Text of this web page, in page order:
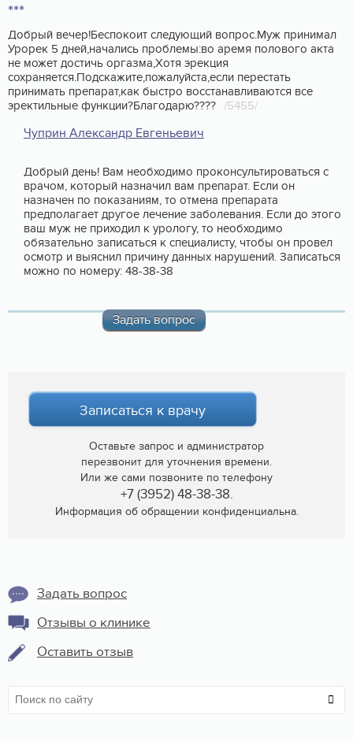
***
Добрый вечер!Беспокоит следующий вопрос.Муж принимал
Урорек 5 дней,начались проблемы:во аремя полового акта
не может достичь оргазма,Хотя эрекция
сохраняется.Подскажите,пожалуйста,если перестать
принимать препарат,как быстро восстанавливаются все
эректильные функции?Благодарю???? /5455/
Задать вопрос
Чуприн Александр Евгеньевич
Добрый день! Вам необходимо проконсультироваться с
врачом, который назначил вам препарат. Если он
назначен по показаниям, то отмена препарата
предполагает другое лечение заболевания. Если до этого
ваш муж не приходил к урологу, то необходимо
обязательно записаться к специалисту, чтобы он провел
осмотр и выяснил причину данных нарушений. Записаться
можно по номеру: 48-38-38
Записаться к врачу
Оставьте запрос и администратор
перезвонит для уточнения времени.
Или же сами позвоните по телефону
+7 (3952) 48-38-38.
Информация об обращении конфиденциальна.
Задать вопрос
Отзывы о клинике
Оставить отзыв